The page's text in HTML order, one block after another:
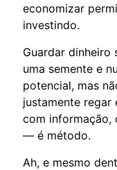
economizar
investindo.
Guardar dinheiro
uma semente e
potencial, mas
justamente regar
com informação,
— é método.
Ah, e mesmo